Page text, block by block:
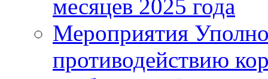
месяцев 2025 года
Мероприятия
противодействию